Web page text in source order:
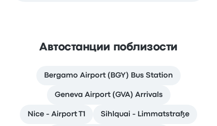
Автостанции поблизости
Bergamo Airport (BGY) Bus Station
Geneva Airport (GVA) Arrivals
Nice - Airport T1 Sihlquai - Limmatstraße